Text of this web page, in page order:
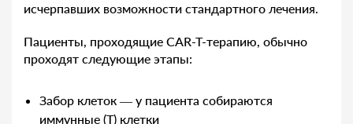
исчерпавших возможности стандартного лечения.
Пациенты, проходящие CAR-T-терапию, обычно
проходят следующие этапы:
Забор клеток — у пациента собираются
иммунные (T) клетки